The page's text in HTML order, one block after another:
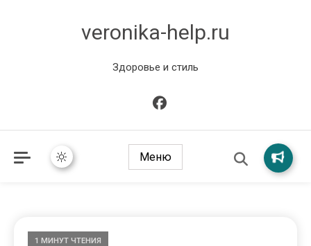
veronika-help.ru
Здоровье и стиль
Меню
1 МИНУТ ЧТЕНИЯ